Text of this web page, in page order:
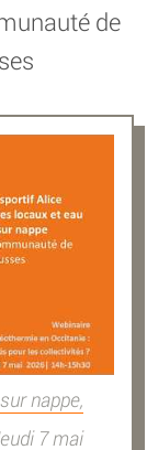
de
nappe,
7 mai